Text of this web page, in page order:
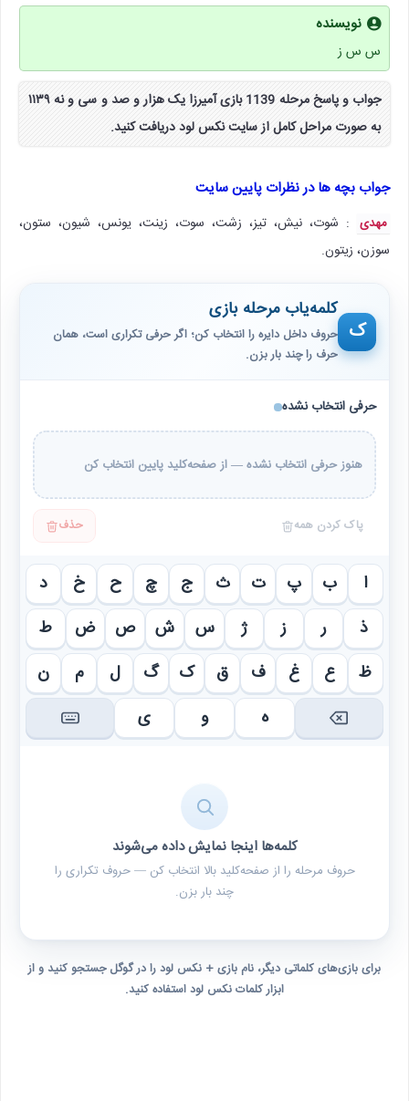
نویسنده
س س ز
جواب و پاسخ مرحله 1139 بازی آمیرزا یک هزار و صد و سی و نه ۱۱۳۹
به صورت مراحل کامل از سایت نکس لود دریافت کنید.
جواب بچه ها در نظرات پایین سایت
مهدی : شوت، نیش، تیز، زشت، سوت، زینت، یونس، شیون، ستون،
سوزن، زیتون.
ک
کلمه‌یاب مرحله بازی
حروف داخل دایره را انتخاب کن؛ اگر حرفی تکراری است، همان
حرف را چند بار بزن.
حرفی انتخاب نشده
هنوز حرفی انتخاب نشده — از صفحه‌کلید پایین انتخاب کن
پاک کردن همه حذف
ا ب پ ت ث ج چ ح خ
د
ذ
ر ز ژ س ش ص ض
ط
ظ
ع غ ف ق ک گ ل م
ن
ه
و ی
کلمه‌ها اینجا نمایش داده می‌شوند
حروف مرحله را از صفحه‌کلید بالا انتخاب کن — حروف تکراری را
چند بار بزن.
برای بازی‌های کلماتی دیگر، نام بازی + نکس لود را در گوگل جستجو کنید و از
ابزار کلمات نکس لود استفاده کنید.